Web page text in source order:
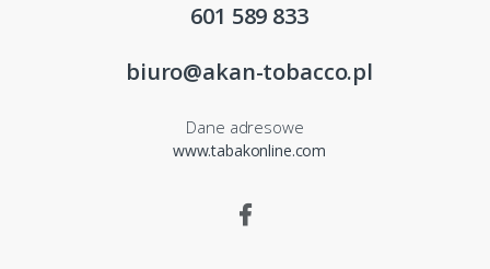
601 589 833
biuro@akan-tobacco.pl
Dane adresowe
www.tabakonline.com